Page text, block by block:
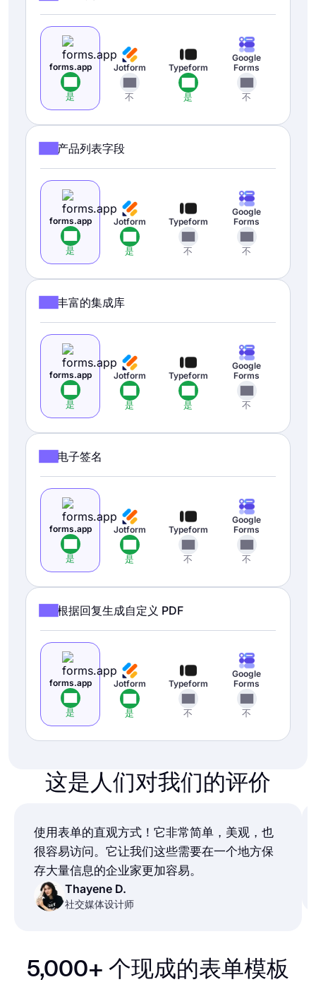
forms.app
是
Jotform
不
Typeform
是
Google
Forms
不
产品列表字段
forms.app
是
Jotform
是
Typeform
不
Google
Forms
不
丰富的集成库
forms.app
是
Jotform
是
Typeform
是
Google
Forms
不
电子签名
forms.app
是
Jotform
是
Typeform
不
Google
Forms
不
根据回复生成自定义 PDF
forms.app
是
Jotform
是
Typeform
不
Google
Forms
不
这是人们对我们的评价
使用表单的直观方式！它非常简单，美观，也
很容易访问。它让我们这些需要在一个地方保
存大量信息的企业家更加容易。
Thayene D.
社交媒体设计师
5,000+ 个现成的表单模板